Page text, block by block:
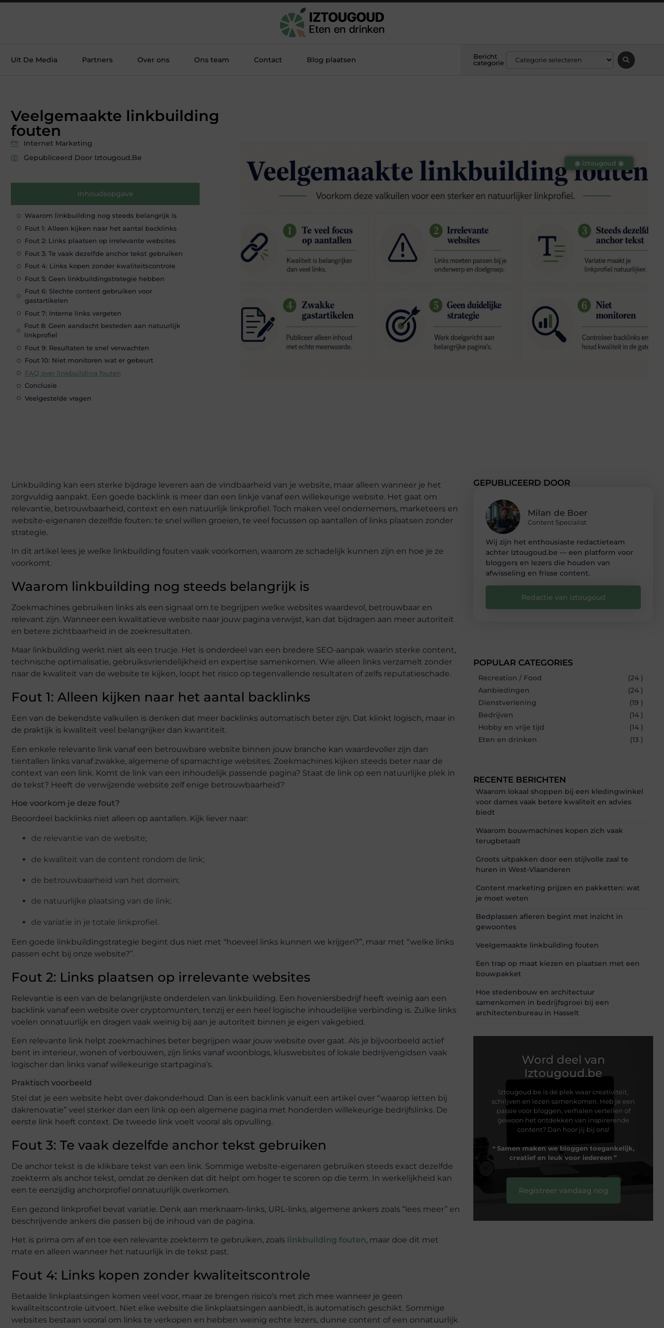
Uit De Media Partners Over ons Ons team Contact Blog plaatsen
Bericht
categorie
Veelgemaakte linkbuilding
fouten
Internet Marketing
Gepubliceerd Door Iztougoud.be
Inhoudsopgave
Waarom linkbuilding nog steeds belangrijk is
Fout 1: Alleen kijken naar het aantal backlinks
Fout 2: Links plaatsen op irrelevante websites
Fout 3: Te vaak dezelfde anchor tekst gebruiken
Fout 4: Links kopen zonder kwaliteitscontrole
Fout 5: Geen linkbuildingstrategie hebben
Fout 6: Slechte content gebruiken voor
gastartikelen
Fout 7: Interne links vergeten
Fout 8: Geen aandacht besteden aan natuurlijk
linkprofiel
Fout 9: Resultaten te snel verwachten
Fout 10: Niet monitoren wat er gebeurt
FAQ over linkbuilding fouten
Conclusie
Veelgestelde vragen
◉ iztougoud ◉
Linkbuilding kan een sterke bijdrage leveren aan de vindbaarheid van je website, maar alleen wanneer je het
zorgvuldig aanpakt. Een goede backlink is meer dan een linkje vanaf een willekeurige website. Het gaat om
relevantie, betrouwbaarheid, context en een natuurlijk linkprofiel. Toch maken veel ondernemers, marketeers en
website-eigenaren dezelfde fouten: te snel willen groeien, te veel focussen op aantallen of links plaatsen zonder
strategie.
In dit artikel lees je welke linkbuilding fouten vaak voorkomen, waarom ze schadelijk kunnen zijn en hoe je ze
voorkomt.
Waarom linkbuilding nog steeds belangrijk is
Zoekmachines gebruiken links als een signaal om te begrijpen welke websites waardevol, betrouwbaar en
relevant zijn. Wanneer een kwalitatieve website naar jouw pagina verwijst, kan dat bijdragen aan meer autoriteit
en betere zichtbaarheid in de zoekresultaten.
Maar linkbuilding werkt niet als een trucje. Het is onderdeel van een bredere SEO-aanpak waarin sterke content,
technische optimalisatie, gebruiksvriendelijkheid en expertise samenkomen. Wie alleen links verzamelt zonder
naar de kwaliteit van de website te kijken, loopt het risico op tegenvallende resultaten of zelfs reputatieschade.
Fout 1: Alleen kijken naar het aantal backlinks
Een van de bekendste valkuilen is denken dat meer backlinks automatisch beter zijn. Dat klinkt logisch, maar in
de praktijk is kwaliteit veel belangrijker dan kwantiteit.
Een enkele relevante link vanaf een betrouwbare website binnen jouw branche kan waardevoller zijn dan
tientallen links vanaf zwakke, algemene of spamachtige websites. Zoekmachines kijken steeds beter naar de
context van een link. Komt de link van een inhoudelijk passende pagina? Staat de link op een natuurlijke plek in
de tekst? Heeft de verwijzende website zelf enige betrouwbaarheid?
Hoe voorkom je deze fout?
Beoordeel backlinks niet alleen op aantallen. Kijk liever naar:
de relevantie van de website;
de kwaliteit van de content rondom de link;
de betrouwbaarheid van het domein;
de natuurlijke plaatsing van de link;
de variatie in je totale linkprofiel.
Een goede linkbuildingstrategie begint dus niet met “hoeveel links kunnen we krijgen?”, maar met “welke links
passen echt bij onze website?”.
Fout 2: Links plaatsen op irrelevante websites
Relevantie is een van de belangrijkste onderdelen van linkbuilding. Een hoveniersbedrijf heeft weinig aan een
backlink vanaf een website over cryptomunten, tenzij er een heel logische inhoudelijke verbinding is. Zulke links
voelen onnatuurlijk en dragen vaak weinig bij aan je autoriteit binnen je eigen vakgebied.
Een relevante link helpt zoekmachines beter begrijpen waar jouw website over gaat. Als je bijvoorbeeld actief
bent in interieur, wonen of verbouwen, zijn links vanaf woonblogs, kluswebsites of lokale bedrijvengidsen vaak
logischer dan links vanaf willekeurige startpagina’s.
Praktisch voorbeeld
Stel dat je een website hebt over dakonderhoud. Dan is een backlink vanuit een artikel over “waarop letten bij
dakrenovatie” veel sterker dan een link op een algemene pagina met honderden willekeurige bedrijfslinks. De
eerste link heeft context. De tweede link voelt vooral als opvulling.
Fout 3: Te vaak dezelfde anchor tekst gebruiken
De anchor tekst is de klikbare tekst van een link. Sommige website-eigenaren gebruiken steeds exact dezelfde
zoekterm als anchor tekst, omdat ze denken dat dit helpt om hoger te scoren op die term. In werkelijkheid kan
een te eenzijdig anchorprofiel onnatuurlijk overkomen.
Een gezond linkprofiel bevat variatie. Denk aan merknaam-links, URL-links, algemene ankers zoals “lees meer” en
beschrijvende ankers die passen bij de inhoud van de pagina.
Het is prima om af en toe een relevante zoekterm te gebruiken, zoals linkbuilding fouten, maar doe dit met
mate en alleen wanneer het natuurlijk in de tekst past.
Fout 4: Links kopen zonder kwaliteitscontrole
Betaalde linkplaatsingen komen veel voor, maar ze brengen risico’s met zich mee wanneer je geen
kwaliteitscontrole uitvoert. Niet elke website die linkplaatsingen aanbiedt, is automatisch geschikt. Sommige
websites bestaan vooral om links te verkopen en hebben weinig echte lezers, dunne content of een onnatuurlijk
GEPUBLICEERD DOOR
Milan de Boer
Content Specialist
Wij zijn het enthousiaste redactieteam
achter Iztougoud.be — een platform voor
bloggers en lezers die houden van
afwisseling en frisse content.
Redactie van iztougoud
POPULAR CATEGORIES
Recreation / Food
(24 )
Aanbiedingen
(24 )
Dienstverlening
(19 )
Bedrijven
(14 )
Hobby en vrije tijd
(14 )
Eten en drinken
(13 )
RECENTE BERICHTEN
Waarom lokaal shoppen bij een kledingwinkel
voor dames vaak betere kwaliteit en advies
biedt
Waarom bouwmachines kopen zich vaak
terugbetaalt
Groots uitpakken door een stijlvolle zaal te
huren in West-Vlaanderen
Content marketing prijzen en pakketten: wat
je moet weten
Bedplassen afleren begint met inzicht in
gewoontes
Veelgemaakte linkbuilding fouten
Een trap op maat kiezen en plaatsen met een
bouwpakket
Hoe stedenbouw en architectuur
samenkomen in bedrijfsgroei bij een
architectenbureau in Hasselt
Word deel van
Iztougoud.be
Iztougoud.be is dé plek waar creativiteit,
schrijven en lezen samenkomen. Heb je een
passie voor bloggen, verhalen vertellen of
gewoon het ontdekken van inspirerende
content? Dan hoor jij bij ons!
❝ Samen maken we bloggen toegankelijk,
creatief en leuk voor iedereen ❞
Registreer vandaag nog